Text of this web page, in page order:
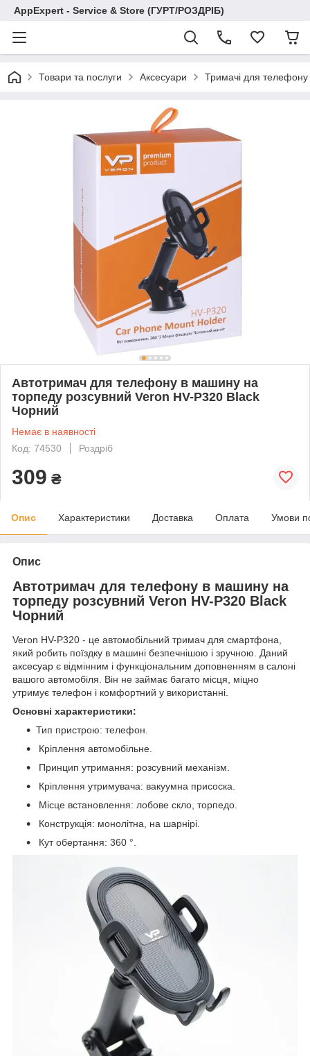
AppExpert - Service & Store (ГУРТ/РОЗДРІБ)
Товари та послуги Аксесуари Тримачі для
Автотримач для телефону в машину на
торпеду розсувний Veron HV-P320 Black
Чорний
Немає в наявності
Код: 74530
Роздріб
309 ₴
Опис Характеристики Доставка Оплата Умови
Опис
Автотримач для телефону в машину на
торпеду розсувний Veron HV-P320 Black
Чорний
Veron HV-P320 - це автомобільний тримач для смартфона,
який робить поїздку в машині безпечнішою і зручною. Даний
аксесуар є відмінним і функціональним доповненням в салоні
вашого автомобіля. Він не займає багато місця, міцно
утримує телефон і комфортний у використанні.
Основні характеристики:
Тип пристрою: телефон.
Кріплення автомобільне.
Принцип утримання: розсувний механізм.
Кріплення утримувача: вакуумна присоска.
Місце встановлення: лобове скло, торпедо.
Конструкція: монолітна, на шарнірі.
Кут обертання: 360 °.